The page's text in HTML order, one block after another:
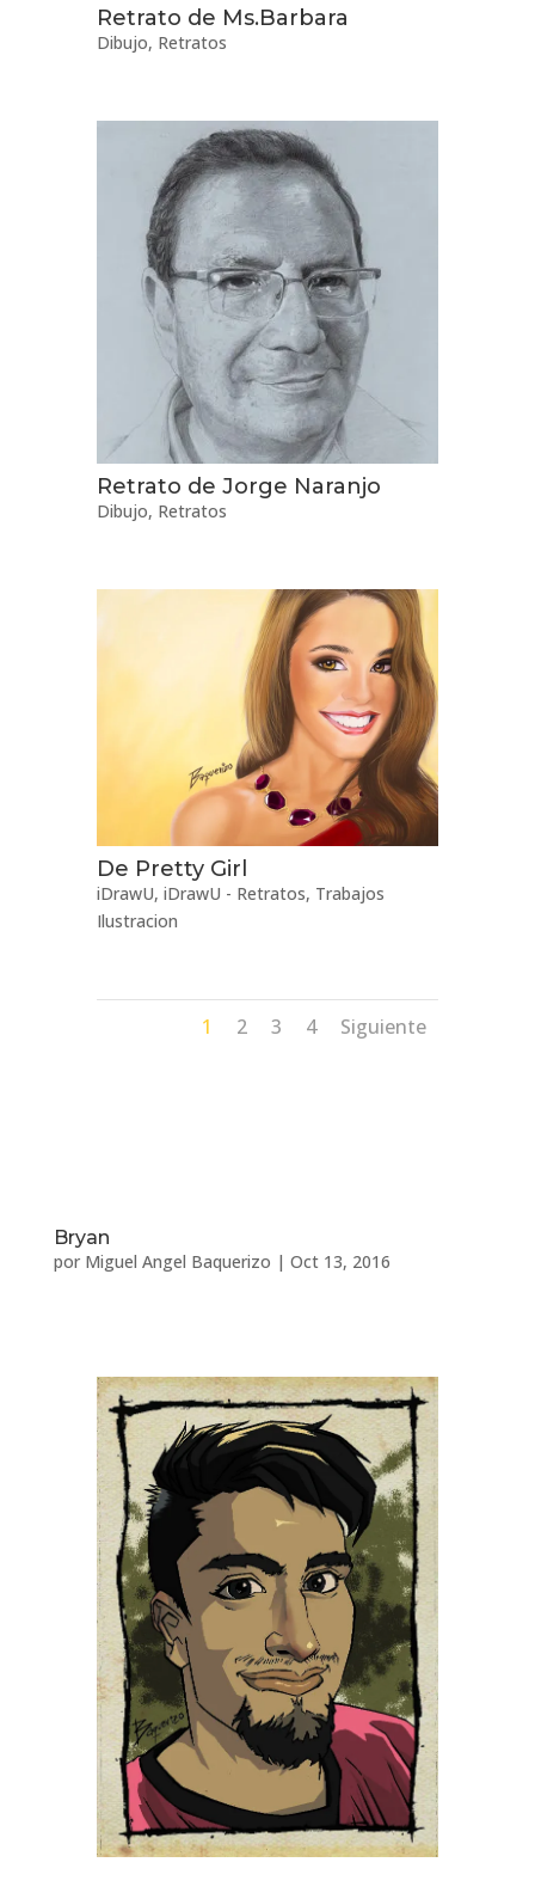
Retrato de Ms.Barbara
Dibujo, Retratos
Retrato de Jorge Naranjo
Dibujo, Retratos
De Pretty Girl
iDrawU, iDrawU - Retratos, Trabajos
Ilustracion
1 2 3 4 Siguiente
Bryan
por Miguel Angel Baquerizo | Oct 13, 2016